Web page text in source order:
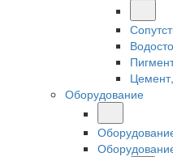
Оборудование